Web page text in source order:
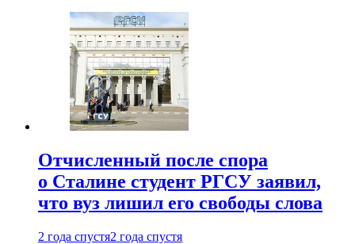
Отчисленный после спора
о Сталине студент РГСУ заявил,
что вуз лишил его свободы слова
2 года спустя2 года спустя